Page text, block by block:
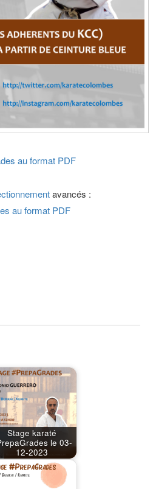
au format PDF
avancés :
au format PDF
Stage karaté
le 03-
12-2023